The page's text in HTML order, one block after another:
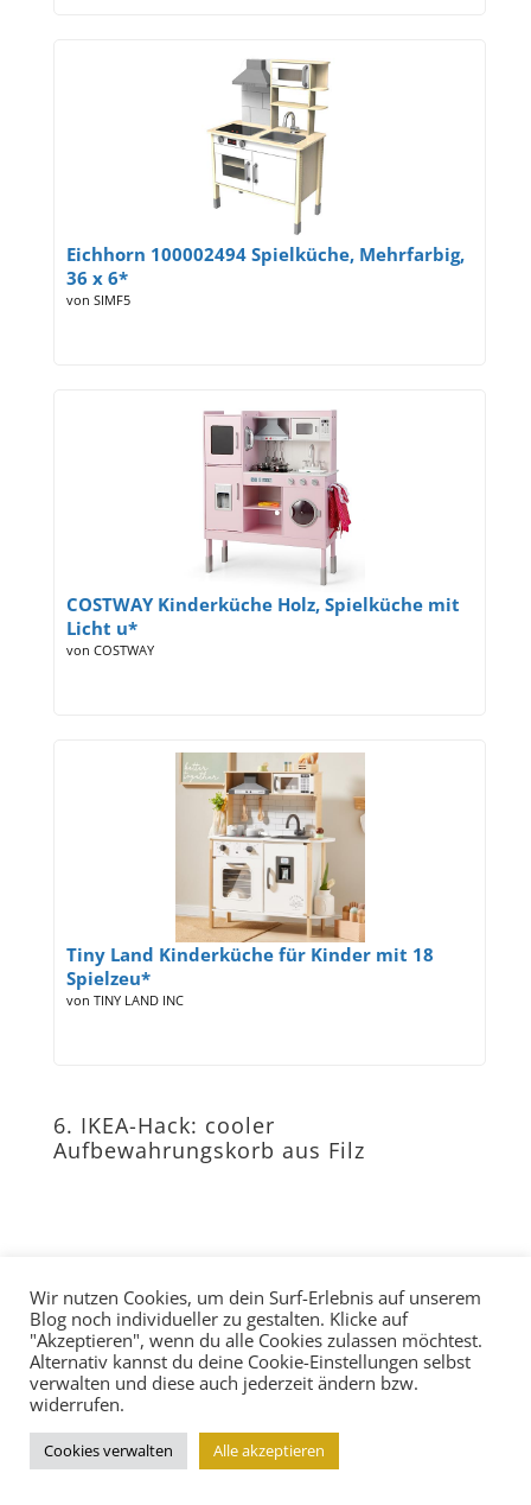
Eichhorn 100002494 Spielküche, Mehrfarbig,
36 x 6*
von SIMF5
COSTWAY Kinderküche Holz, Spielküche mit
Licht u*
von COSTWAY
Tiny Land Kinderküche für Kinder mit 18
Spielzeu*
von TINY LAND INC
6. IKEA-Hack: cooler
Aufbewahrungskorb aus Filz
Wir nutzen Cookies, um dein Surf-Erlebnis auf unserem
Blog noch individueller zu gestalten. Klicke auf
"Akzeptieren", wenn du alle Cookies zulassen möchtest.
Alternativ kannst du deine Cookie-Einstellungen selbst
verwalten und diese auch jederzeit ändern bzw.
widerrufen.
Cookies verwalten Alle akzeptieren